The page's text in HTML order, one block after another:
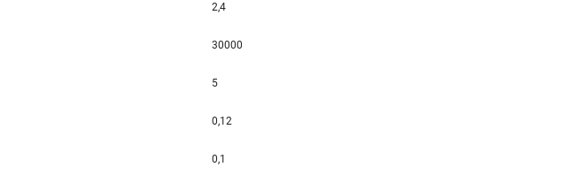
2,4
30000
5
0,12
0,1